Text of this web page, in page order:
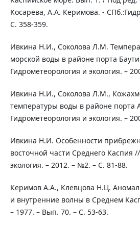
Косарева, А.А. Керимова. -
С. 358-359.
Ивкина Н.И., Соколова Л.М.
морской воды в районе порта
Гидрометеорология и экология. –
Ивкина Н.И., Соколова Л.М.,
температуры воды в районе порта
Гидрометеорология и экология. –
Ивкина Н.И. Особенности
восточной части Среднего Каспия
экология. – 2012. – №2. – С. 81-88.
Керимов А.А., Клевцова Н.Ц.
и внутренние волны в Среднем
– 1977. – Вып. 70. – С. 53-63.